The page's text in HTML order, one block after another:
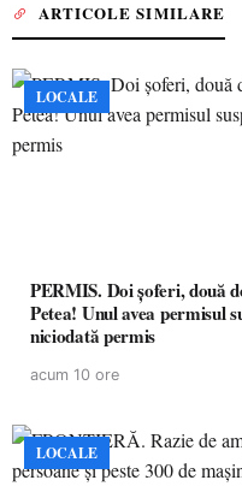
ARTICOLE SIMILARE
LOCALE
PERMIS. Doi șoferi, două
Petea! Unul avea permisul
niciodată permis
acum 10 ore
LOCALE